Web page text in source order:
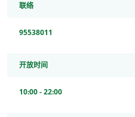
联络
95538011
开放时间
10:00 - 22:00